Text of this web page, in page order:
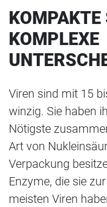
KOMPAKTE
KOMPLEXE
Viren sind mit 15
winzig. Sie haben
Nötigste
Art von
Verpackung
Enzyme, die sie
meisten Viren